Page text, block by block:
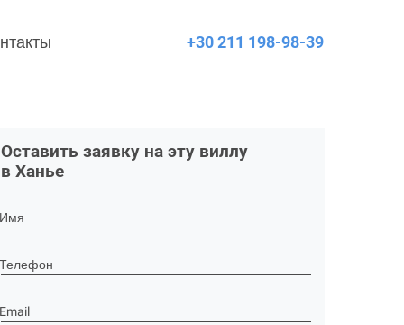
+30 211 198-98-39
Оставить заявку на эту виллу
в Ханье
Имя
Телефон
Email